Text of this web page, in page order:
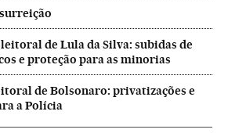
de Lula da Silva: subidas de
e proteção para as minorias
de Bolsonaro: privatizações e
a Polícia